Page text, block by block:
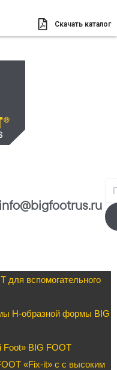
Скачать каталог
info@bigfootrus.ru
для вспомогательного
H-образной формы BIG
BIG FOOT
«Fix-it» c с высоким